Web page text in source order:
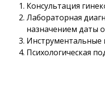
Консультация
Лабораторная
назначением даты
Инструментальные
Психологическая